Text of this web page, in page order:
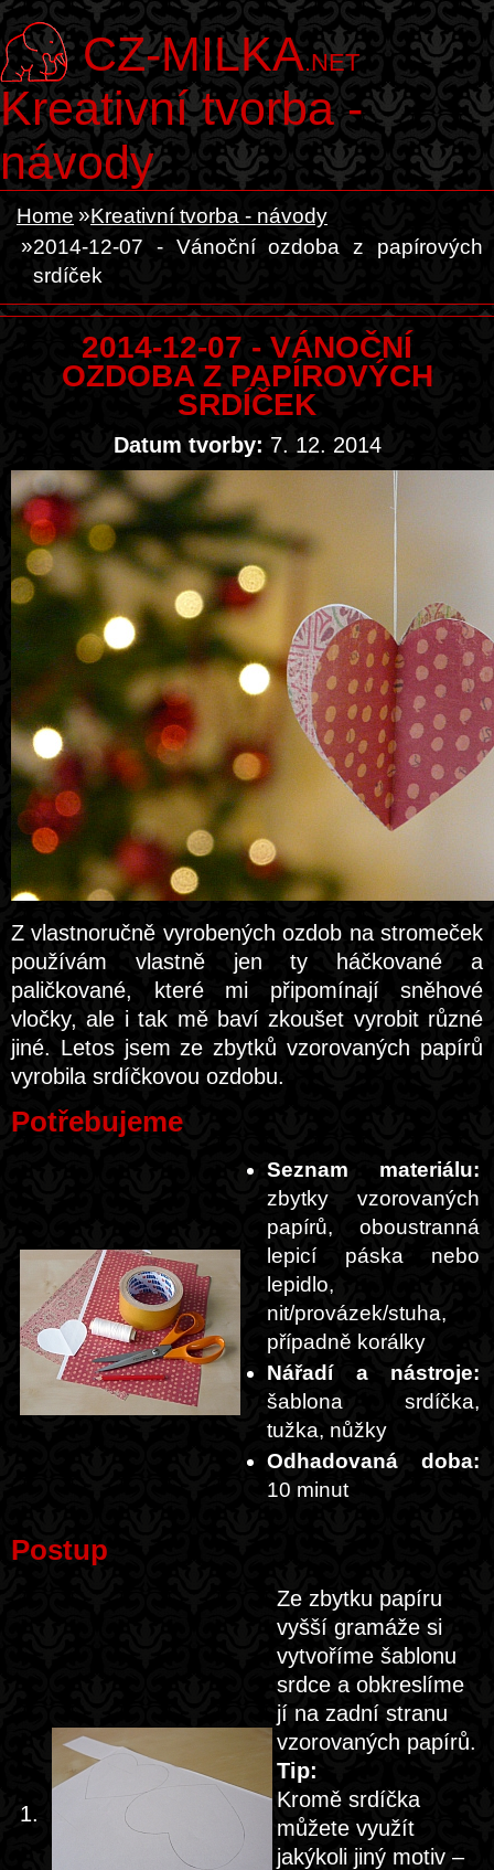
CZ-MILKA.NET
Kreativní tvorba -
návody
Home
Kreativní tvorba - návody
2014-12-07 - Vánoční ozdoba z papírových
srdíček
2014-12-07 - VÁNOČNÍ
OZDOBA Z PAPÍROVÝCH
SRDÍČEK
Datum tvorby: 7. 12. 2014
Z vlastnoručně vyrobených ozdob na stromeček
používám vlastně jen ty háčkované a
paličkované, které mi připomínají sněhové
vločky, ale i tak mě baví zkoušet vyrobit různé
jiné. Letos jsem ze zbytků vzorovaných papírů
vyrobila srdíčkovou ozdobu.
Potřebujeme
Seznam materiálu:
zbytky vzorovaných
papírů, oboustranná
lepicí páska nebo
lepidlo,
nit/provázek/stuha,
případně korálky
Nářadí a nástroje:
šablona srdíčka,
tužka, nůžky
Odhadovaná doba:
10 minut
Postup
1.
Ze zbytku papíru
vyšší gramáže si
vytvoříme šablonu
srdce a obkreslíme
jí na zadní stranu
vzorovaných papírů.
Tip:
Kromě srdíčka
můžete využít
jakýkoli jiný motiv –